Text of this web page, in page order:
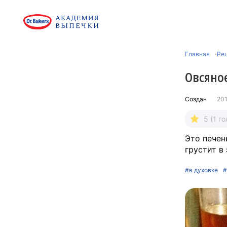
Главная
Создан
5 (1
Это
грустит в
#в духовке